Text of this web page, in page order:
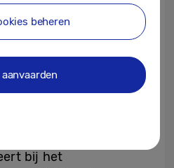
pakken en
Handy is een
van rommelige kamers
de afwas.
bij het
beheren